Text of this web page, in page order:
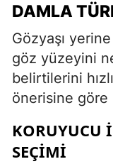
DAMLA
Gözyaşı
göz yüzeyini
belirtilerini
önerisine göre
KORUYUCU
SEÇIMI